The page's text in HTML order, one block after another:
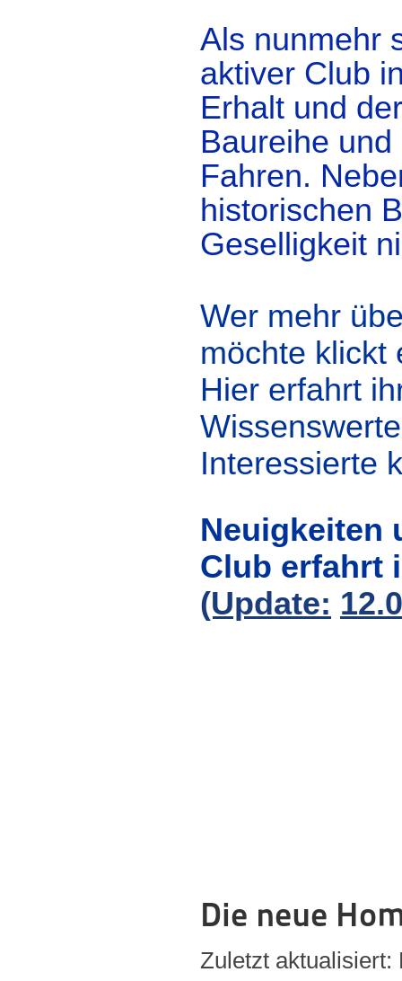
Als nunmehr
aktiver Club
Erhalt und
Baureihe
Fahren.
historischen
Geselligkeit
Wer mehr
möchte klickt
Hier erfahrt
Interessierte
Neuigkeiten
Club erfahrt
(Update:
Die neue
Zuletzt aktualisiert: